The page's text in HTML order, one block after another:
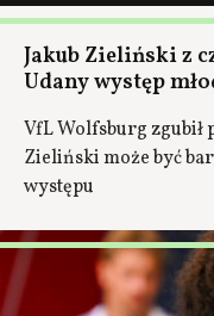
Jakub Zieliński z
Udany występ
VfL Wolfsburg zgubił
Zieliński może być
występu